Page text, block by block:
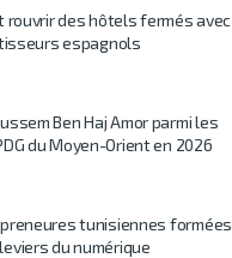
rouvrir des hôtels fermés avec
espagnols
Ben Haj Amor parmi les
du Moyen-Orient en 2026
tunisiennes formées
du numérique